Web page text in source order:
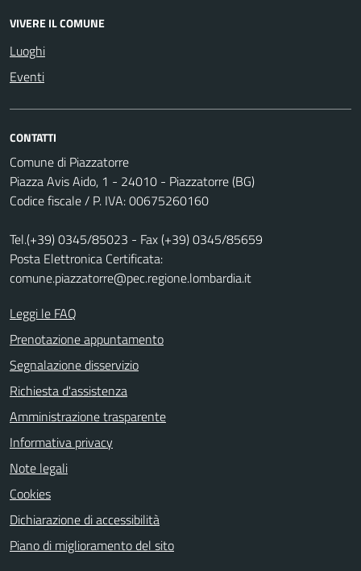
VIVERE IL COMUNE
Luoghi
Eventi
CONTATTI
Comune di Piazzatorre
Piazza Avis Aido, 1 - 24010 - Piazzatorre (BG)
Codice fiscale / P. IVA: 00675260160
Tel.(+39) 0345/85023 - Fax (+39) 0345/85659
Posta Elettronica Certificata:
comune.piazzatorre@pec.regione.lombardia.it
Leggi le FAQ
Prenotazione appuntamento
Segnalazione disservizio
Richiesta d'assistenza
Amministrazione trasparente
Informativa privacy
Note legali
Cookies
Dichiarazione di accessibilità
Piano di miglioramento del sito